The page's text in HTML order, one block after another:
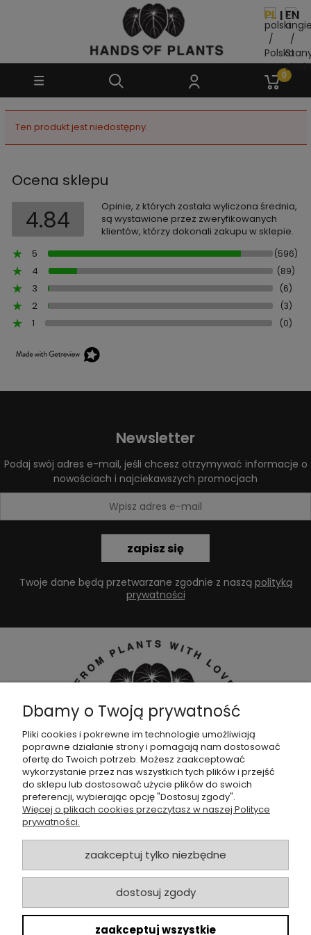
Ten produkt jest niedostępny.
Ocena sklepu
4.84
Opinie, z których została wyliczona średnia,
są wystawione przez zweryfikowanych
klientów, którzy dokonali zakupu w sklepie.
5
(596)
4 (89)
3 (6)
2 (3)
1 (0)
Newsletter
Podaj swój adres e-mail, jeśli chcesz otrzymywać informacje o
nowościach i najciekawszych promocjach
zapisz się
Twoje dane będą przetwarzane zgodnie z naszą polityką
prywatności
Dołącz do naszejgrupy facebookowej !
POMOC
SKLEP
Dbamy o Twoją prywatność
Pliki cookies i pokrewne im technologie umożliwiają
poprawne działanie strony i pomagają nam dostosować
ofertę do Twoich potrzeb. Możesz zaakceptować
wykorzystanie przez nas wszystkich tych plików i przejść
do sklepu lub dostosować użycie plików do swoich
preferencji, wybierając opcję "Dostosuj zgody".
Więcej o plikach cookies przeczytasz w naszej Polityce
prywatności.
zaakceptuj tylko niezbędne
dostosuj zgody
zaakceptuj wszystkie